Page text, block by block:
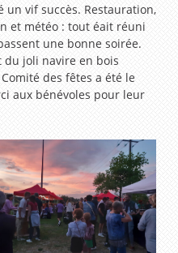
vif succès. Restauration,
et météo : tout éait réuni
une bonne soirée.
du joli navire en bois
des fêtes a été le
aux bénévoles pour leur